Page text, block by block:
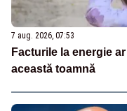
7 aug. 2026, 07:53
Facturile la energie
această toamnă